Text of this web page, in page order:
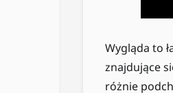
Wygląda to
znajdujące
różnie